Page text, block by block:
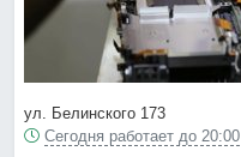
ул. Белинского 173
Сегодня работает до 20:00